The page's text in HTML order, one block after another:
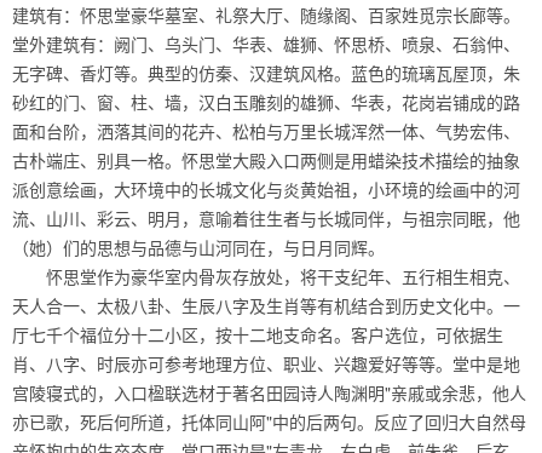
建筑有：怀思堂豪华墓室、礼祭大厅、随缘阁、百家姓觅宗长廊等。
堂外建筑有：阙门、乌头门、华表、雄狮、怀思桥、喷泉、石翁仲、
无字碑、香灯等。典型的仿秦、汉建筑风格。蓝色的琉璃瓦屋顶，朱
砂红的门、窗、柱、墙，汉白玉雕刻的雄狮、华表，花岗岩铺成的路
面和台阶，洒落其间的花卉、松柏与万里长城浑然一体、气势宏伟、
古朴端庄、别具一格。怀思堂大殿入口两侧是用蜡染技术描绘的抽象
派创意绘画，大环境中的长城文化与炎黄始祖，小环境的绘画中的河
流、山川、彩云、明月，意喻着往生者与长城同伴，与祖宗同眠，他
（她）们的思想与品德与山河同在，与日月同辉。
怀思堂作为豪华室内骨灰存放处，将干支纪年、五行相生相克、
天人合一、太极八卦、生辰八字及生肖等有机结合到历史文化中。一
厅七千个福位分十二小区，按十二地支命名。客户选位，可依据生
肖、八字、时辰亦可参考地理方位、职业、兴趣爱好等等。堂中是地
宫陵寝式的，入口楹联选材于著名田园诗人陶渊明"亲戚或余悲，他人
亦已歌，死后何所道，托体同山阿"中的后两句。反应了回归大自然母